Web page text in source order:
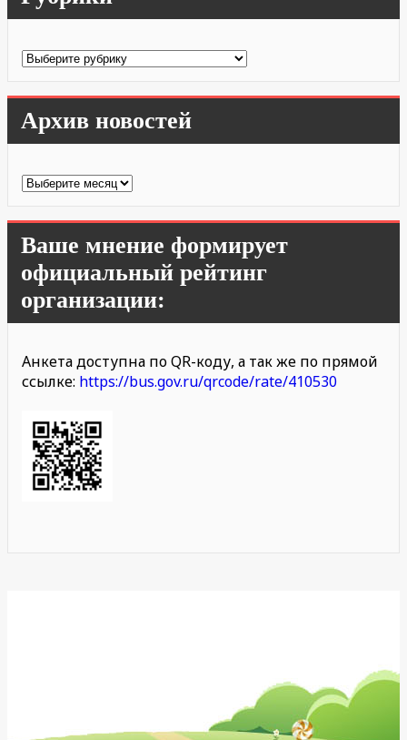
Рубрики
Архив новостей
Архив
Ваше мнение формирует
официальный рейтинг
организации:
Анкета доступна по QR-коду, а так же по прямой
ссылке: https://bus.gov.ru/qrcode/rate/410530